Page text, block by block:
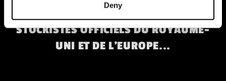
Deny
STOCKISTES OFFICIELS DU ROYAUME-
UNI ET DE L'EUROPE...